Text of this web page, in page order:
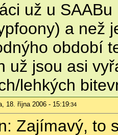
už u
a než
období
už jsou asi
lehkých
18. října 2006 - 15:19:34
Zajímavý, to